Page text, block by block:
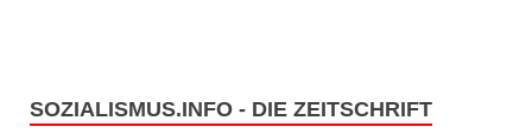
SOZIALISMUS.INFO - DIE ZEITSCHRIFT